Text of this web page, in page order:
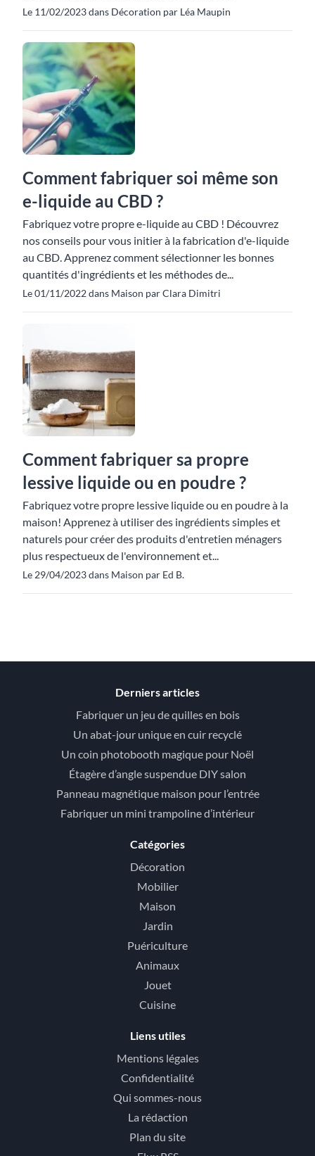
Le 11/02/2023 dans Décoration par Léa Maupin
Comment fabriquer soi même son
e-liquide au CBD ?
Fabriquez votre propre e-liquide au CBD ! Découvrez
nos conseils pour vous initier à la fabrication d'e-liquide
au CBD. Apprenez comment sélectionner les bonnes
quantités d'ingrédients et les méthodes de...
Le 01/11/2022 dans Maison par Clara Dimitri
Comment fabriquer sa propre
lessive liquide ou en poudre ?
Fabriquez votre propre lessive liquide ou en poudre à la
maison! Apprenez à utiliser des ingrédients simples et
naturels pour créer des produits d'entretien ménagers
plus respectueux de l'environnement et...
Le 29/04/2023 dans Maison par Ed B.
Derniers articles
Fabriquer un jeu de quilles en bois
Un abat-jour unique en cuir recyclé
Un coin photobooth magique pour Noël
Étagère d’angle suspendue DIY salon
Panneau magnétique maison pour l’entrée
Fabriquer un mini trampoline d’intérieur
Catégories
Décoration
Mobilier
Maison
Jardin
Puériculture
Animaux
Jouet
Cuisine
Liens utiles
Mentions légales
Confidentialité
Qui sommes-nous
La rédaction
Plan du site